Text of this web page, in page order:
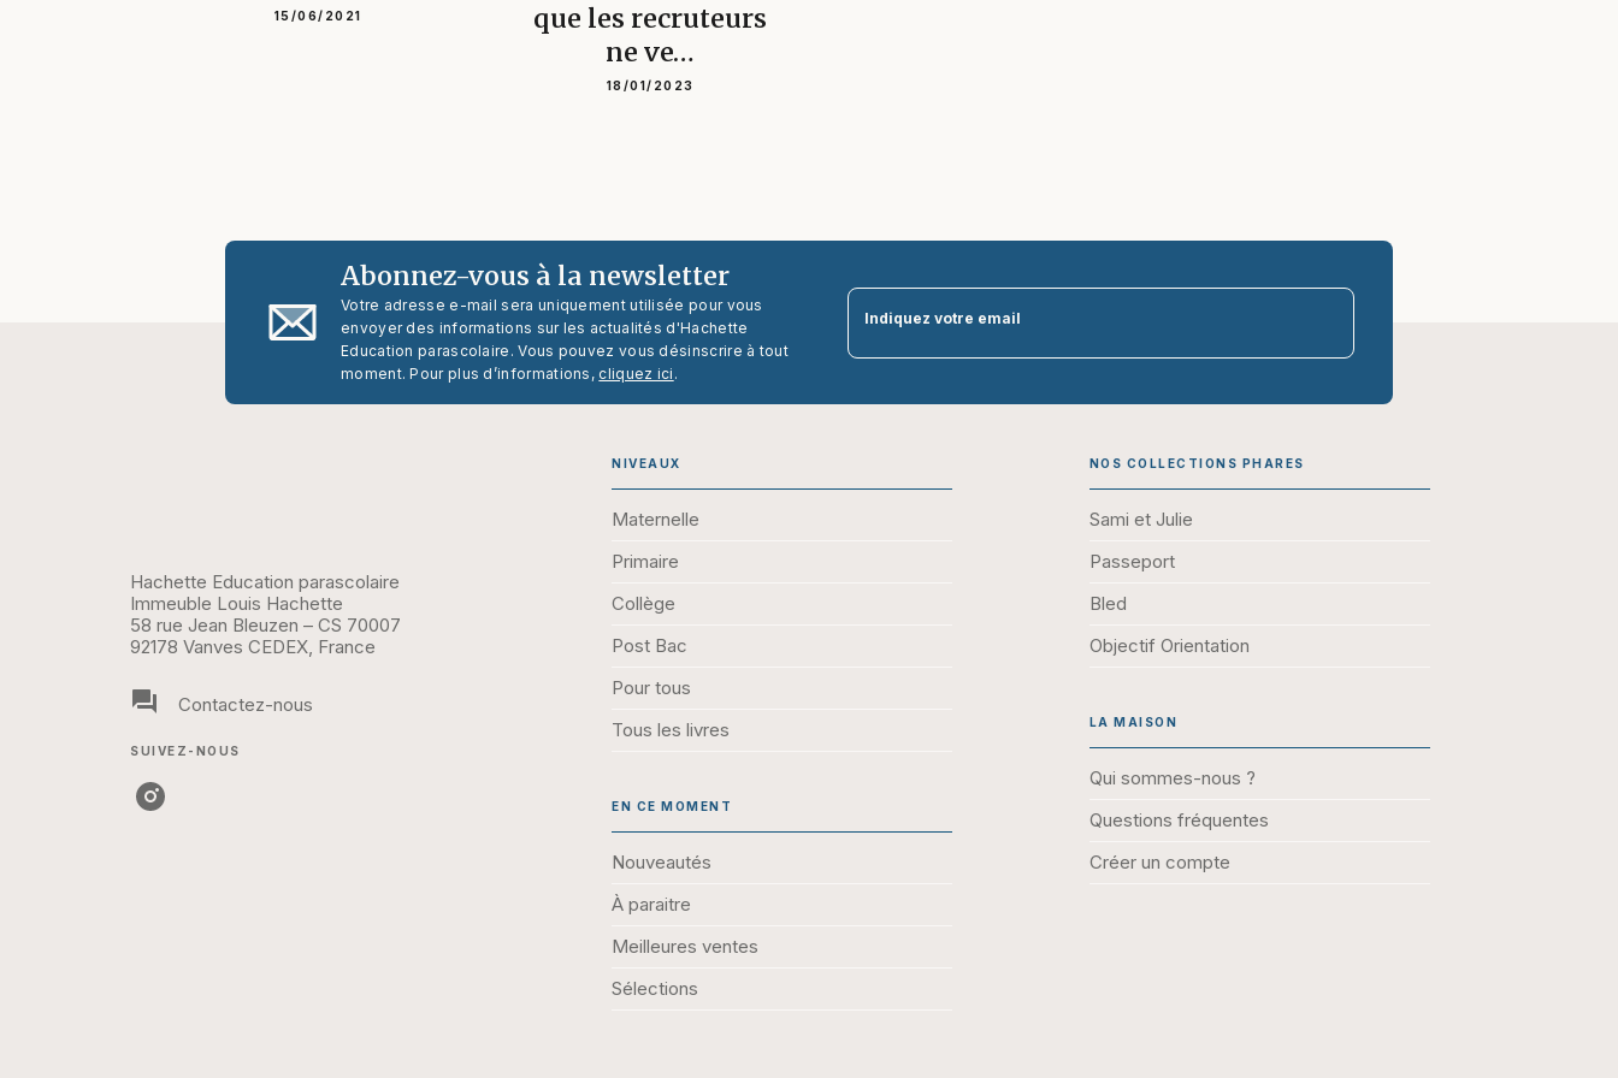
15/06/2021
que les recruteurs
ne ve…
18/01/2023
Abonnez-vous à la newsletter
Votre adresse e-mail sera uniquement utilisée pour vous
envoyer des informations sur les actualités d'Hachette
Education parascolaire. Vous pouvez vous désinscrire à tout
moment. Pour plus d’informations, cliquez ici .
Indiquez votre email
Hachette Education parascolaire
Immeuble Louis Hachette
58 rue Jean Bleuzen – CS 70007
92178 Vanves CEDEX, France
question_answer Contactez-nous
SUIVEZ-NOUS
NIVEAUX
Maternelle
Primaire
Collège
Post Bac
Pour tous
Tous les livres
EN CE MOMENT
Nouveautés
À paraitre
Meilleures ventes
Sélections
NOS COLLECTIONS PHARES
Sami et Julie
Passeport
Bled
Objectif Orientation
LA MAISON
Qui sommes-nous ?
Questions fréquentes
Créer un compte